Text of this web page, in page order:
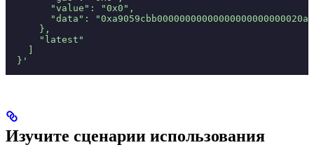
        "value": "0x0",
"data":
      },
      "latest"
  }'
Изучите сценарии использования